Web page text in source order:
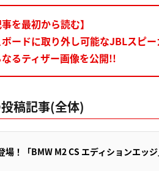
事を最初から読む】
ードに取り外し可能なJBLスピ
るティザー画像を公開!!
稿記事(全体)
場！「BMW M2 CS エディションエッ